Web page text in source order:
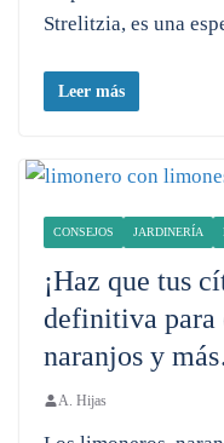
Strelitzia, es una
Leer más
CONSEJOS JARDINERÍA
¡Haz que tus
definitiva para
naranjos y
A. Hijas